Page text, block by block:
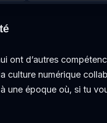
ont d’autres
culture numérique
une époque où, si tu